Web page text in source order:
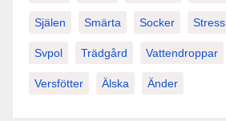
Själen Smärta Socker Stress
Svpol Trädgård Vattendroppar
Versfötter Älska Änder